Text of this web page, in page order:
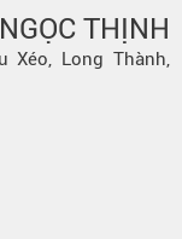
THỊNH
Xéo, Long Thành,